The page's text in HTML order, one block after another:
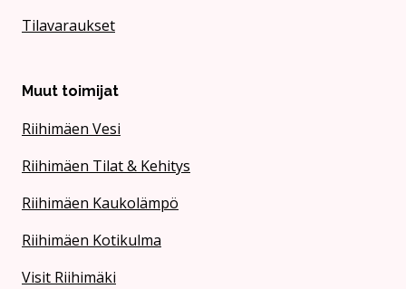
Tilavaraukset
Muut toimijat
Riihimäen Vesi
Riihimäen Tilat & Kehitys
Riihimäen Kaukolämpö
Riihimäen Kotikulma
Visit Riihimäki